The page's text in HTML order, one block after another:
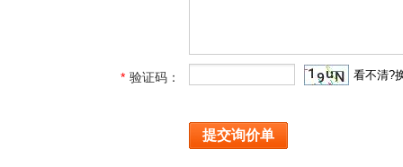
* 验证码： 看不清?